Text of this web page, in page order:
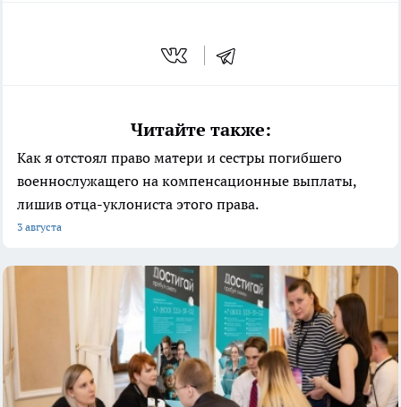
Читайте также:
Как я отстоял право матери и сестры погибшего
военнослужащего на компенсационные выплаты,
лишив отца-уклониста этого права.
3 августа